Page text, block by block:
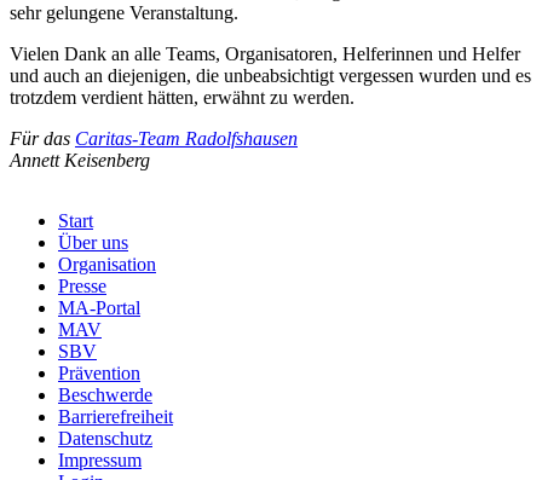
sehr gelungene Veranstaltung.
Vielen Dank an alle Teams, Organisatoren, Helferinnen und Helfer
und auch an diejenigen, die unbeabsichtigt vergessen wurden und es
trotzdem verdient hätten, erwähnt zu werden.
Für das Caritas-Team Radolfshausen
Annett Keisenberg
Menu
Footer
Start
Über uns
Organisation
Presse
MA-Portal
MAV
SBV
Prävention
Beschwerde
Barrierefreiheit
Datenschutz
Impressum